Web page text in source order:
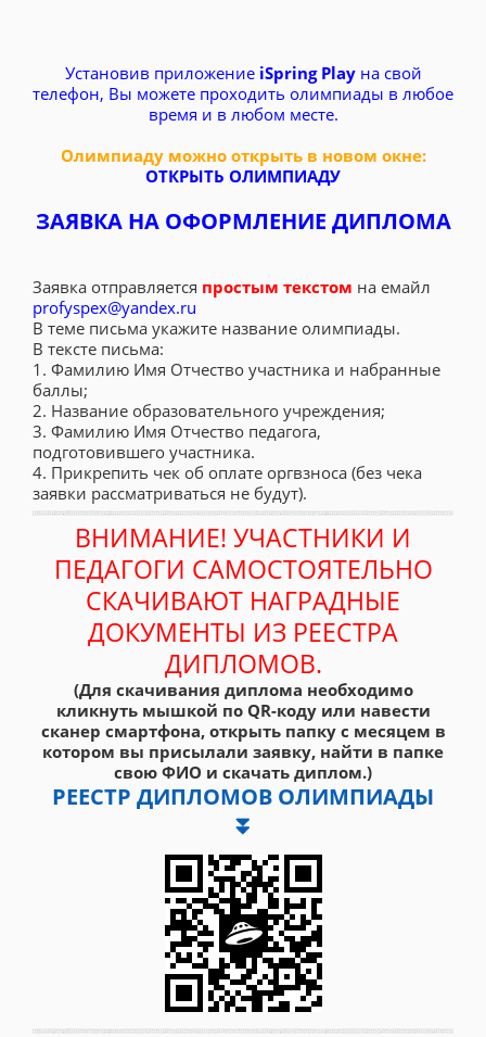
Установив приложение iSpring Playна свой
телефон, Вы можете проходить олимпиады в любое
время и в любом месте.
Олимпиаду можно открыть в новом окне:
ОТКРЫТЬ ОЛИМПИАДУ
ЗАЯВКА НА ОФОРМЛЕНИЕ ДИПЛОМА
Заявка отправляется простым текстом на емайл
profyspex@yandex.ru
В теме письма укажите название олимпиады.
В тексте письма:
1. Фамилию Имя Отчество участника и набранные
баллы;
2. Название образовательного учреждения;
3. Фамилию Имя Отчество педагога,
подготовившего участника.
4. Прикрепить чек об оплате оргвзноса (без чека
заявки рассматриваться не будут).
ВНИМАНИЕ! УЧАСТНИКИ И
ПЕДАГОГИ САМОСТОЯТЕЛЬНО
СКАЧИВАЮТ НАГРАДНЫЕ
ДОКУМЕНТЫ ИЗ РЕЕСТРА
ДИПЛОМОВ.
(Для скачивания диплома необходимо
кликнуть мышкой по QR-коду или навести
сканер смартфона, открыть папку с месяцем в
котором вы присылали заявку, найти в папке
свою ФИО и скачать диплом.)
РЕЕСТР ДИПЛОМОВ ОЛИМПИАДЫ
⏬